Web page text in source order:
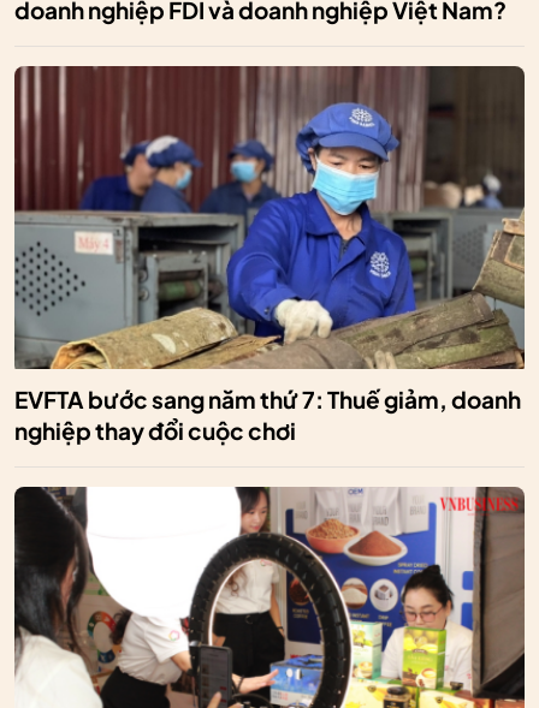
doanh nghiệp FDI và doanh nghiệp Việt Nam?
EVFTA bước sang năm thứ 7: Thuế giảm, doanh
nghiệp thay đổi cuộc chơi